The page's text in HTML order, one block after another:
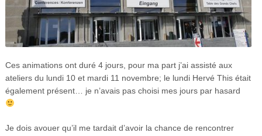
Ces animations ont duré 4 jours, pour ma part j’ai assisté aux
ateliers du lundi 10 et mardi 11 novembre; le lundi Hervé This était
également présent… je n’avais pas choisi mes jours par hasard
Je dois avouer qu’il me tardait d’avoir la chance de rencontrer